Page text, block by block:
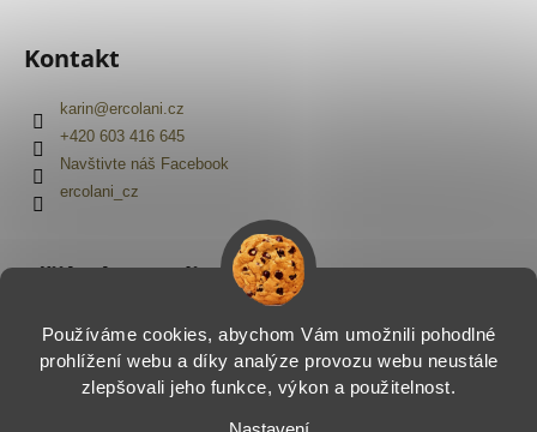
Používáme cookies, abychom Vám umožnili pohodlné
prohlížení webu a díky analýze provozu webu neustále
zlepšovali jeho funkce, výkon a použitelnost.
Kontakt
karin@ercolani.cz
+420 603 416 645
Navštivte náš Facebook
ercolani_cz
Přijímáme online platby